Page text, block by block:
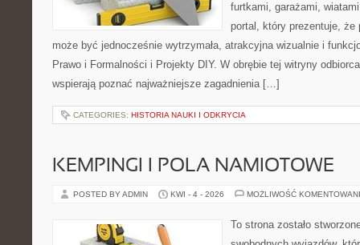
furtkami, garażami,
portal, który prezentuje, że
może być jednocześnie wytrzymała, atrakcyjna wizualnie i
Prawo i Formalności i Projekty DIY. W obrębie tej witryny
wspierają poznać najważniejsze zagadnienia […]
CATEGORIES: HISTORIA NAUKI I ODKRYCIA
KEMPINGI I POLA NAMIOTOWE
POSTED BY ADMIN KWI - 4 - 2026 MOŻLIWOŚĆ
To strona zostało